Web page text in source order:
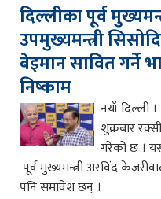
दिल्लीका पूर्व
उपमुख्यमन्त्री
बेइमान सावित गर्ने
निष्काम
नयाँ दिल्ली
शुक्रबार
गरेको छ ।
पूर्व मुख्यमन्त्री अरविंद
पनि समावेश छन् ।